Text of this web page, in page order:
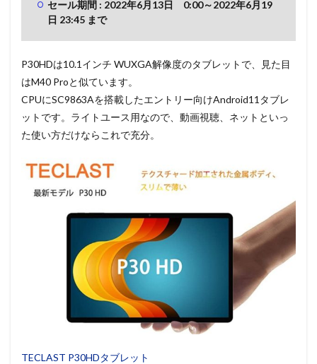
セール期間 : 2022年6月13日 0:00～2022年6月19
日 23:45 まで
P30HDは10.1インチ WUXGA解像度のタブレットで、見た目
はM40 Proと似ています。
CPUにSC9863Aを搭載したエントリー向けAndroid11タブレ
ットです。ライトユース用なので、動画視聴、ネットといっ
た使い方だけならこれで充分。
TECLAST P30HDタブレット